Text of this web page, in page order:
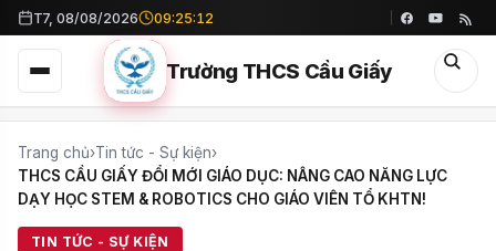
T7, 08/08/2026 09:25:14
Trường THCS Cầu Giấy
Trang chủ›Tin tức - Sự kiện›
THCS CẦU GIẤY ĐỔI MỚI GIÁO DỤC: NÂNG CAO NĂNG LỰC
DẠY HỌC STEM & ROBOTICS CHO GIÁO VIÊN TỔ KHTN!
TIN TỨC - SỰ KIỆN